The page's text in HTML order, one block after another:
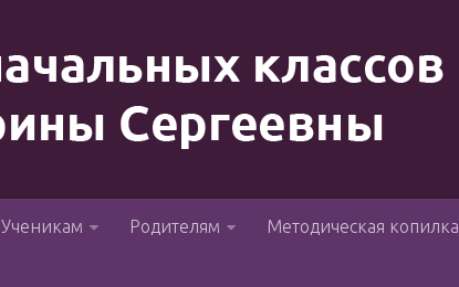
Ученикам Родителям Методическая копилка